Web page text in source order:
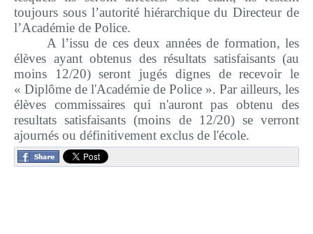
toujours sous l’autorité hiérarchique du Directeur de
l’Académie de Police.
A l’issu de ces deux années de formation, les
élèves ayant obtenus des résultats satisfaisants (au
moins 12/20) seront jugés dignes de recevoir le
« Diplôme de l'Académie de Police ». Par ailleurs, les
élèves commissaires qui n'auront pas obtenu des
resultats satisfaisants (moins de 12/20) se verront
ajournés ou définitivement exclus de l'école.